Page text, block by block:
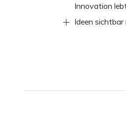
Innovation
Ideen sichtbar